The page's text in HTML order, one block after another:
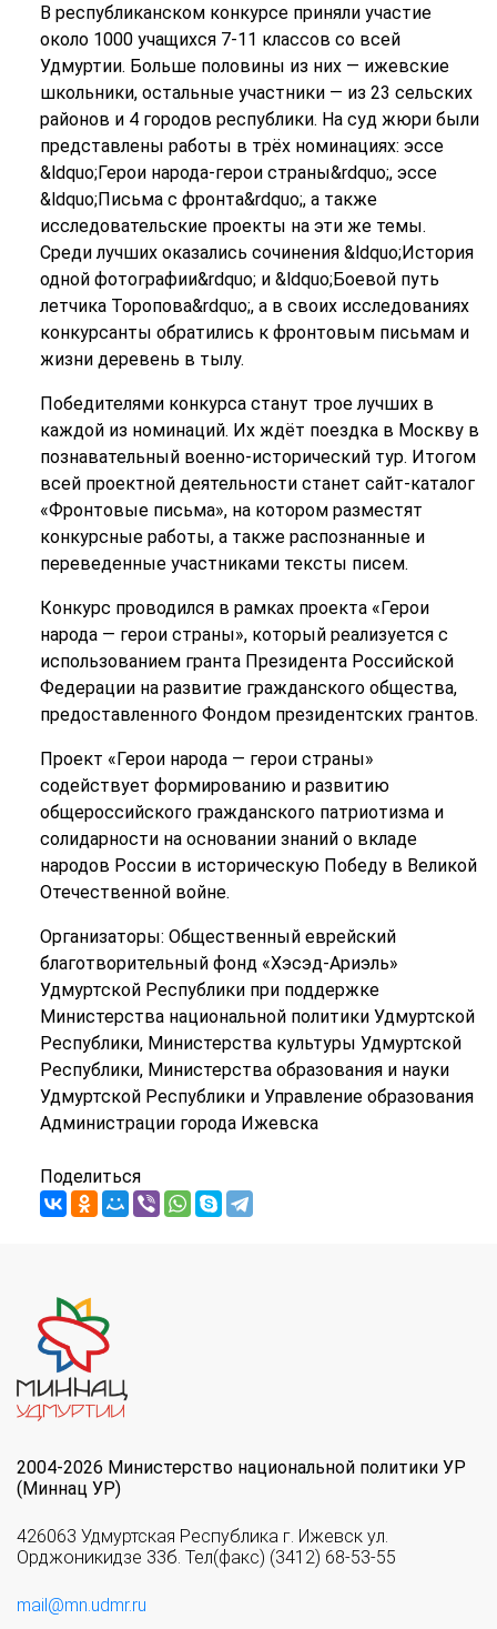
В республиканском конкурсе приняли участие
около 1000 учащихся 7-11 классов со всей
Удмуртии. Больше половины из них — ижевские
школьники, остальные участники — из 23 сельских
районов и 4 городов республики. На суд жюри были
представлены работы в трёх номинациях: эссе
&ldquo;Герои народа-герои страны&rdquo;, эссе
&ldquo;Письма с фронта&rdquo;, а также
исследовательские проекты на эти же темы.
Среди лучших оказались сочинения &ldquo;История
одной фотографии&rdquo; и &ldquo;Боевой путь
летчика Торопова&rdquo;, а в своих исследованиях
конкурсанты обратились к фронтовым письмам и
жизни деревень в тылу.
Победителями конкурса станут трое лучших в
каждой из номинаций. Их ждёт поездка в Москву в
познавательный военно-исторический тур. Итогом
всей проектной деятельности станет сайт-каталог
«Фронтовые письма», на котором разместят
конкурсные работы, а также распознанные и
переведенные участниками тексты писем.
Конкурс проводился в рамках проекта «Герои
народа — герои страны», который реализуется с
использованием гранта Президента Российской
Федерации на развитие гражданского общества,
предоставленного Фондом президентских грантов.
Проект «Герои народа — герои страны»
содействует формированию и развитию
общероссийского гражданского патриотизма и
солидарности на основании знаний о вкладе
народов России в историческую Победу в Великой
Отечественной войне.
Организаторы: Общественный еврейский
благотворительный фонд «Хэсэд-Ариэль»
Удмуртской Республики при поддержке
Министерства национальной политики Удмуртской
Республики, Министерства культуры Удмуртской
Республики, Министерства образования и науки
Удмуртской Республики и Управление образования
Администрации города Ижевска
Поделиться
2004-2026 Министерство национальной политики УР
(Миннац УР)
426063 Удмуртская Республика г. Ижевск ул.
Орджоникидзе 33б. Тел(факс) (3412) 68-53-55
mail@mn.udmr.ru